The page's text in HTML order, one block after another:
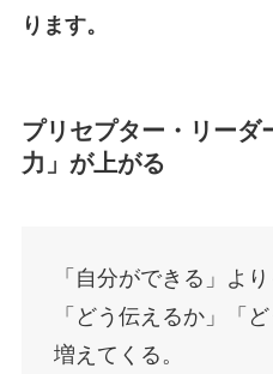
ります。
プリセプター・リーダ
力」が上がる
「自分ができる」より
「どう伝えるか」「
増えてくる。